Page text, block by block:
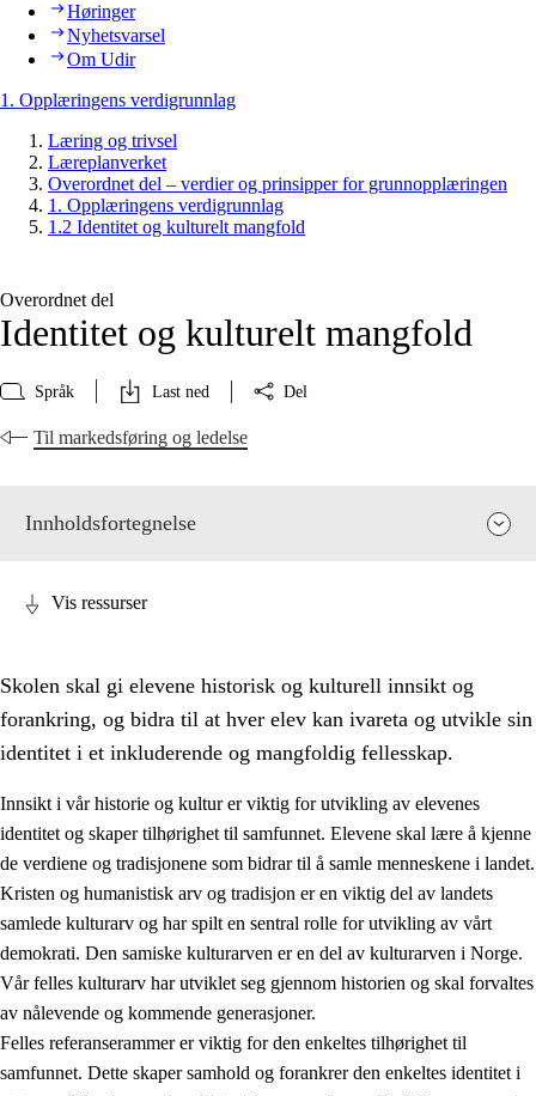
Høringer
Nyhetsvarsel
Om Udir
1. Opplæringens verdigrunnlag
Læring og trivsel
Læreplanverket
Overordnet del – verdier og prinsipper for grunnopplæringen
1. Opplæringens verdigrunnlag
1.2 Identitet og kulturelt mangfold
Overordnet del
Identitet og kulturelt mangfold
Språk Last ned Del
Til markedsføring og ledelse
Innholdsfortegnelse
1. Opplæringens verdigrunnlag
1.1 Menneskeverdet
1.2 Identitet og kulturelt mangfold
1.3 Kritisk tenkning og etisk bevissthet
1.4 Skaperglede, engasjement og utforskertrang
1.5 Respekt for naturen og miljøbevissthet
Vis ressurser
Skolen skal gi elevene historisk og kulturell innsikt og
forankring, og bidra til at hver elev kan ivareta og utvikle sin
identitet i et inkluderende og mangfoldig fellesskap.
Innsikt i vår historie og kultur er viktig for utvikling av elevenes
identitet og skaper tilhørighet til samfunnet. Elevene skal lære å kjenne
de verdiene og tradisjonene som bidrar til å samle menneskene i landet.
Kristen og humanistisk arv og tradisjon er en viktig del av landets
samlede kulturarv og har spilt en sentral rolle for utvikling av vårt
demokrati. Den samiske kulturarven er en del av kulturarven i Norge.
Vår felles kulturarv har utviklet seg gjennom historien og skal forvaltes
av nålevende og kommende generasjoner.
Felles referanserammer er viktig for den enkeltes tilhørighet til
samfunnet. Dette skaper samhold og forankrer den enkeltes identitet i